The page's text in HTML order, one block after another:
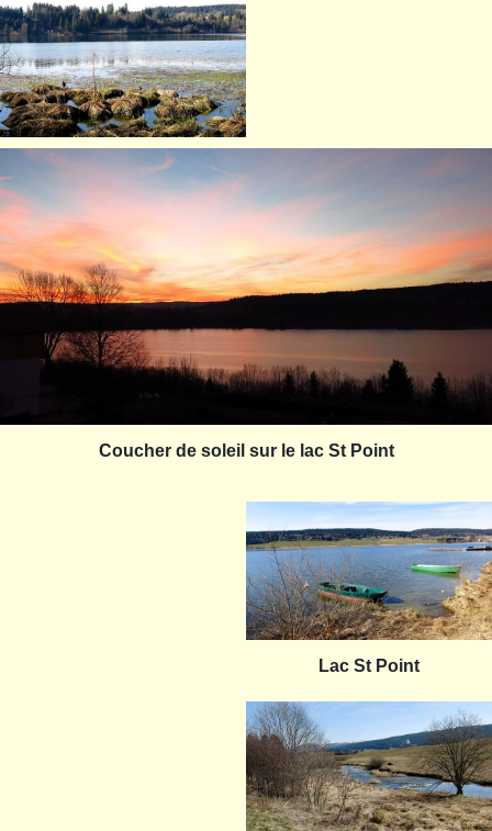
Coucher de soleil sur le lac St Point
Lac St Point